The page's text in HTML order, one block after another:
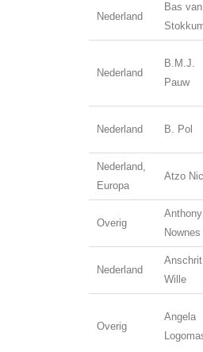
Nederland
Bas van
Nederland
B.M.J.
Pauw
Nederland B. Pol
Nederland,
Europa
Atzo
Overig
Nownes
Nederland
Anschrit
Wille
Overig
Angela